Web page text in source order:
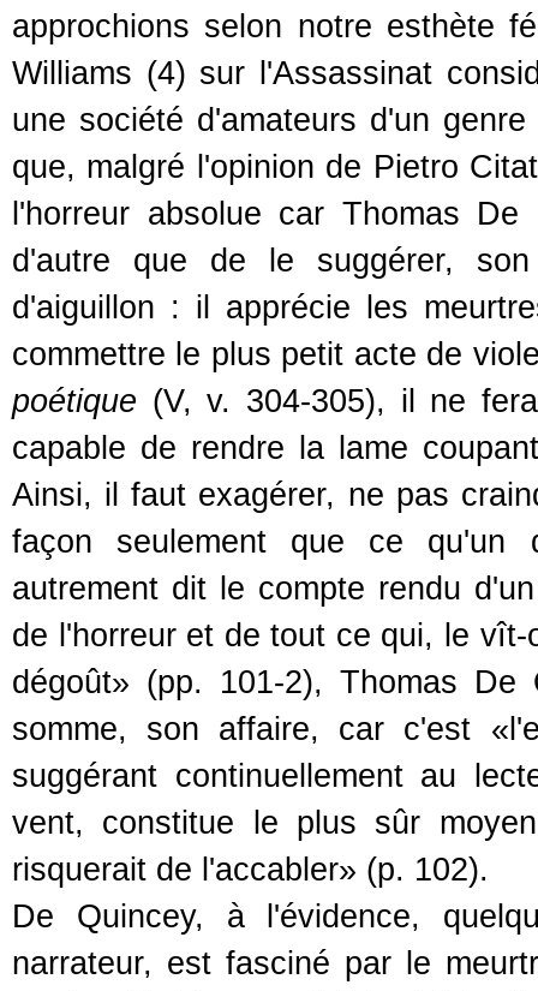
approchions selon notre esthète
Williams (4) sur l'Assassinat
une société d'amateurs d'un
que, malgré l'opinion de Pietro
l'horreur absolue car Thomas
d'autre que de le suggérer,
d'aiguillon : il apprécie les
commettre le plus petit acte de
poétique (V, v. 304-305), il ne
capable de rendre la lame
Ainsi, il faut exagérer, ne pas
façon seulement que ce qu'un
autrement dit le compte rendu
de l'horreur et de tout ce qui, le
dégoût» (pp. 101-2), Thomas
somme, son affaire, car c'est
suggérant continuellement au
vent, constitue le plus sûr
risquerait de l'accabler» (p. 102).
De Quincey, à l'évidence,
narrateur, est fasciné par le